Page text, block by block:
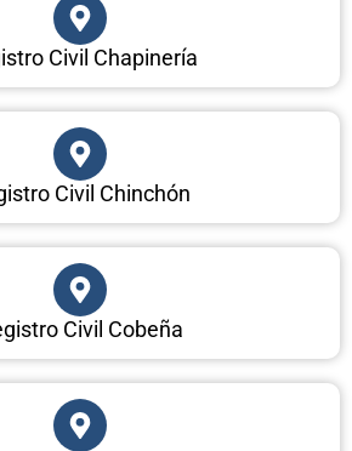
Civil Chapinería
Civil Chinchón
Civil Cobeña